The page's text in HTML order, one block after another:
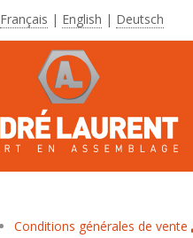
Français | English | Deutsch
Conditions générales de vente